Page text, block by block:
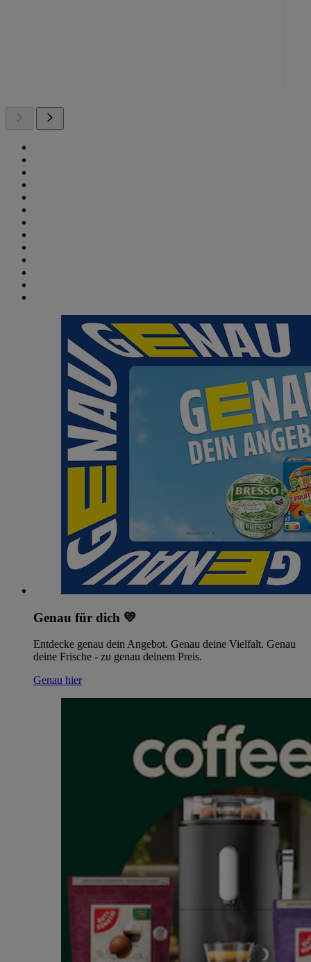
Genau für dich 💛
Entdecke genau dein Angebot. Genau deine Vielfalt. Genau
deine Frische - zu genau deinem Preis.
Genau hier